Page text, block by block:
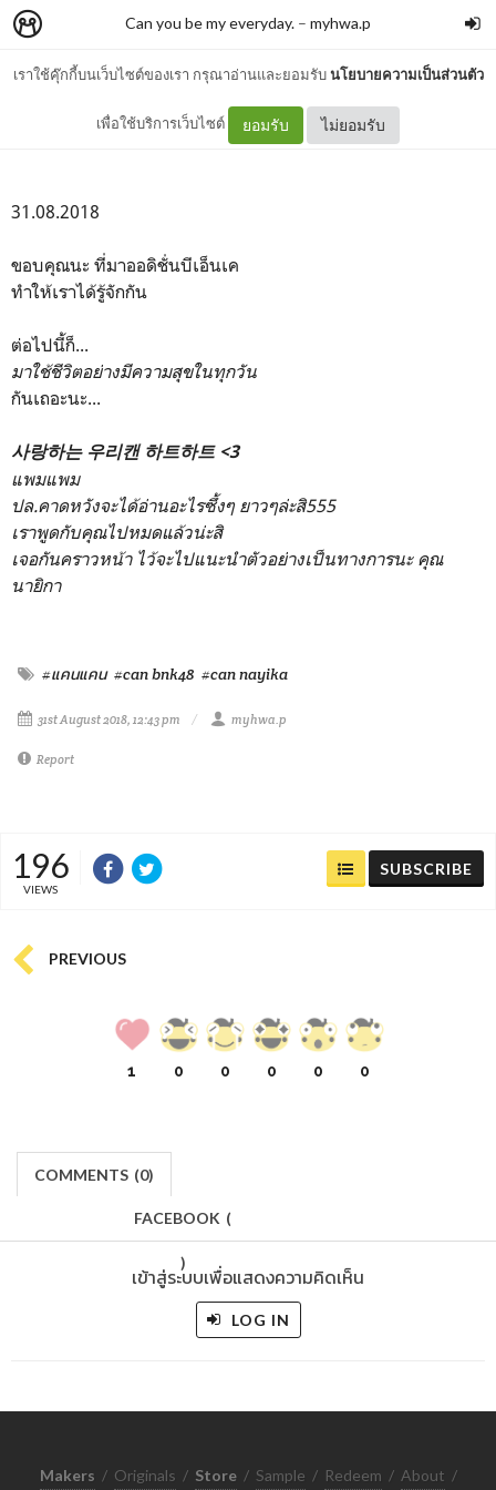
เราใช้คุ๊กกี้บนเว็บไซต์ของเรา กรุณาอ่านและยอมรับนโยบายความเป็นส่วนตัว
เพื่อใช้บริการเว็บไซต์ ยอมรับ ไม่ยอมรับ
Can you be my everyday. – myhwa.p
ถึง #CanBNK48
31.08.2018
ขอบคุณนะ ที่มาออดิชั่นบีเอ็นเค
ทำให้เราได้รู้จักกัน
ต่อไปนี้ก็...
มาใช้ชีวิตอย่างมีความสุขในทุกวัน
กันเถอะนะ...
사랑하는 우리캔 하트하트 <3
แพมแพม
ปล.คาดหวังจะได้อ่านอะไรซึ้งๆ ยาวๆล่ะสิ555
เราพูดกับคุณไปหมดแล้วน่ะสิ
เจอกันคราวหน้า ไว้จะไปแนะนำตัวอย่างเป็นทางการนะ คุณ
นายิกา
#แคนแคน #can bnk48 #can nayika
31st August 2018, 12:43 pm myhwa.p
Report
196
VIEWS
SUBSCRIBE
PREVIOUS
1 0 0 0 0 0
COMMENTS (0)
FACEBOOK (
)
เข้าสู่ระบบเพื่อแสดงความคิดเห็น
LOG IN
Makers / Originals / Store / Sample / Redeem / About /